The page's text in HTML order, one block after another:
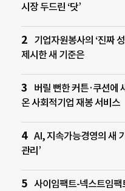
시장 두드린 ‘닷’
기업자원봉사의 ‘진짜
제시한 새 기준은
버릴 뻔한 커튼·쿠션에
온 사회적기업 재봉 서비스
AI, 지속가능경영의 새
관리’
사이임팩트-넥스트임팩